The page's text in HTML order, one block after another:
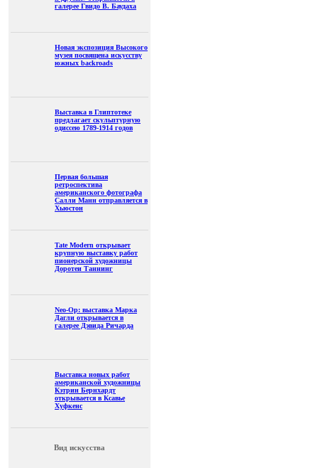
галерее Гвидо В. Баудаха
Новая экспозиция Высокого
музея посвящена искусству
южных backroads
Выставка в Глиптотеке
предлагает скульптурную
одиссею 1789-1914 годов
Первая большая
ретроспектива
американского фотографа
Салли Манн отправляется в
Хьюстон
Tate Modern открывает
крупную выставку работ
пионерской художницы
Доротеи Таннинг
Neo-Op: выставка Марка
Дагли открывается в
галерее Дэвида Ричарда
Выставка новых работ
американской художницы
Кэтрин Бернхардт
открывается в Ксавье
Хуфкенс
Вид искусства